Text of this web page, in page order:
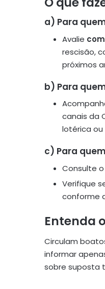
a) Para
Avalie
rescisão,
próximos
b) Para
canais da
lotérica ou
c) Para
Consulte
Verifique
conforme
Entenda
Circulam
informar
sobre suposta